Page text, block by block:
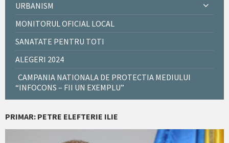
URBANISM
MONITORUL OFICIAL LOCAL
SANATATE PENTRU TOTI
ALEGERI 2024
CAMPANIA NATIONALA DE PROTECTIA MEDIULUI
“INFOCONS – FII UN EXEMPLU”
PRIMAR: PETRE ELEFTERIE ILIE